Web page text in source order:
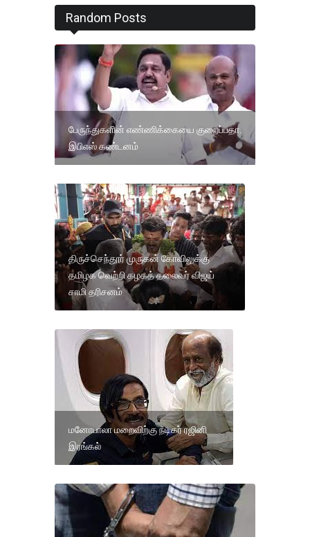
Random Posts
பேருந்துகளின் எண்ணிக்கையை குறைப்பதா.
இபிஎஸ் கண்டனம்
திருச்செந்தூர் முருகன் கோவிலுக்கு
தமிழக வெற்றி கழகத் தலைவர் விஜய்
சாமி தரிசனம்
மனோபாலா மறைவிற்கு நடிகர் ரஜினி
இரங்கல்